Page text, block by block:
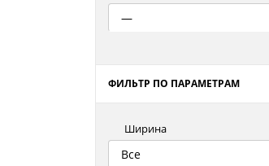
—
ФИЛЬТР ПО ПАРАМЕТРАМ
Ширина
Все